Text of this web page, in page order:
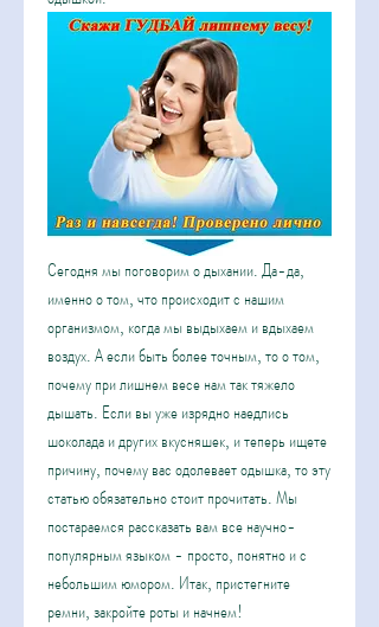
Сегодня мы поговорим о дыхании. Да-да,
именно о том, что происходит с нашим
организмом, когда мы выдыхаем и вдыхаем
воздух. А если быть более точным, то о том,
почему при лишнем весе нам так тяжело
дышать. Если вы уже изрядно наедлись
шоколада и других вкусняшек, и теперь ищете
причину, почему вас одолевает одышка, то эту
статью обязательно стоит прочитать. Мы
постараемся рассказать вам все научно-
популярным языком - просто, понятно и с
небольшим юмором. Итак, пристегните
ремни, закройте роты и начнем!